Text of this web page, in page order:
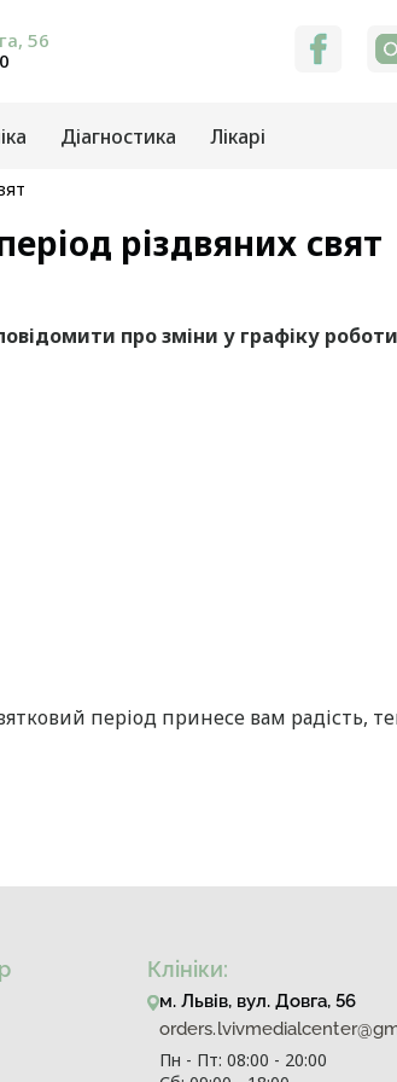
56
Діагностика Лікарі
різдвяних свят
про зміни у графіку
період принесе вам радість,
Клініки:
м. Львів, вул. Довга, 56
Пн - Пт: 08:00 - 20:00